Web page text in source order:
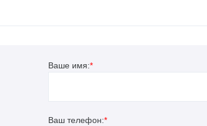
Ваше имя:*
Ваш телефон:*